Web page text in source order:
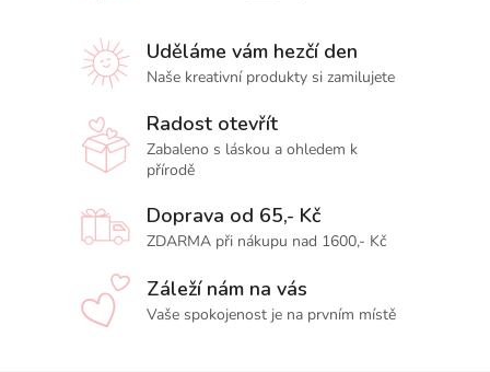
Uděláme vám hezčí den
Naše kreativní produkty si zamilujete
Radost otevřít
Zabaleno s láskou a ohledem k
přírodě
Doprava od 65,- Kč
ZDARMA při nákupu nad 1600,- Kč
Záleží nám na vás
Vaše spokojenost je na prvním místě